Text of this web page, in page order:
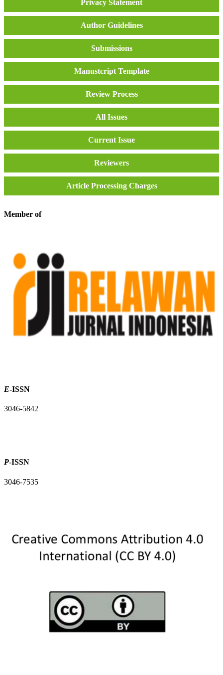
Privacy Statement
Author Guidelines
Submissions
Manustcript Template
Review Process
All Issues
Current Issue
Reviewers
Article Processing Charges
Member of
E-ISSN
3046-5842
P-ISSN
3046-7535